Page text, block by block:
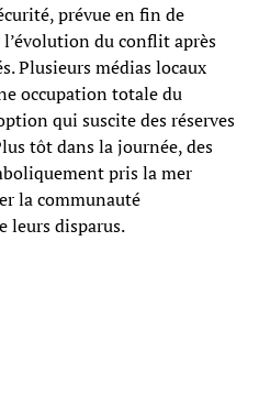
prévue en fin de
du conflit après
Plusieurs médias locaux
occupation totale du
qui suscite des réserves
tôt dans la journée, des
pris la mer
la communauté
leurs disparus.